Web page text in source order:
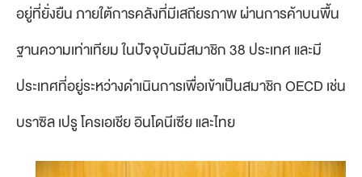
อยู่ที่ยั่งยืน ภายใต้การคลังที่มีเสถียรภาพ ผ่านการค้าบนพื้น
ฐานความเท่าเทียม ในปัจจุบันมีสมาชิก 38 ประเทศ และมี
ประเทศที่อยู่ระหว่างดำเนินการเพื่อเข้าเป็นสมาชิก OECD เช่น
บราซิล เปรู โครเอเชีย อินโดนีเซีย และไทย